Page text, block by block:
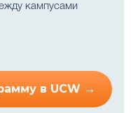
кампусами
в UCW →